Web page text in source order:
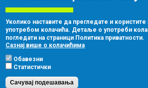
Уколико наставите да прегледате и користите
употребом колачића. Детаље о употреби
погледати на страници Политика приватности.
Сазнај више о колачићима
Обавезни
Статистички
Сачувај подешавања